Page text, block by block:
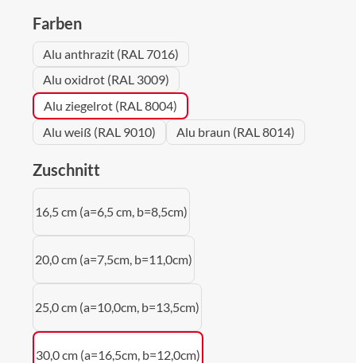
Farbenauswählen
Alu anthrazit (RAL 7016)
Alu oxidrot (RAL 3009)
Alu ziegelrot (RAL 8004)
Alu weiß (RAL 9010)
Alu braun (RAL 8014)
Zuschnitt
16,5 cm (a=6,5 cm, b=8,5cm)
20,0 cm (a=7,5cm, b=11,0cm)
25,0 cm (a=10,0cm, b=13,5cm)
30,0 cm (a=16,5cm, b=12,0cm)